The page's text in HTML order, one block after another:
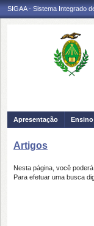
SIGAA - Sistema Integrado
Apresentação Ensino
Artigos
Nesta página, você
Para efetuar uma busca